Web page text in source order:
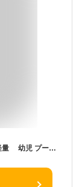
2個セット アームリング 子供用 腕 浮き輪 軽量 幼児 プール 2〜6歳 パドルジャンパー 水着型救命胴衣 便利 ライフジャケット 浮き輪 強い浮力 水泳練習用具 水遊び スイミング 補助具 男女兼用 フリーサイズ